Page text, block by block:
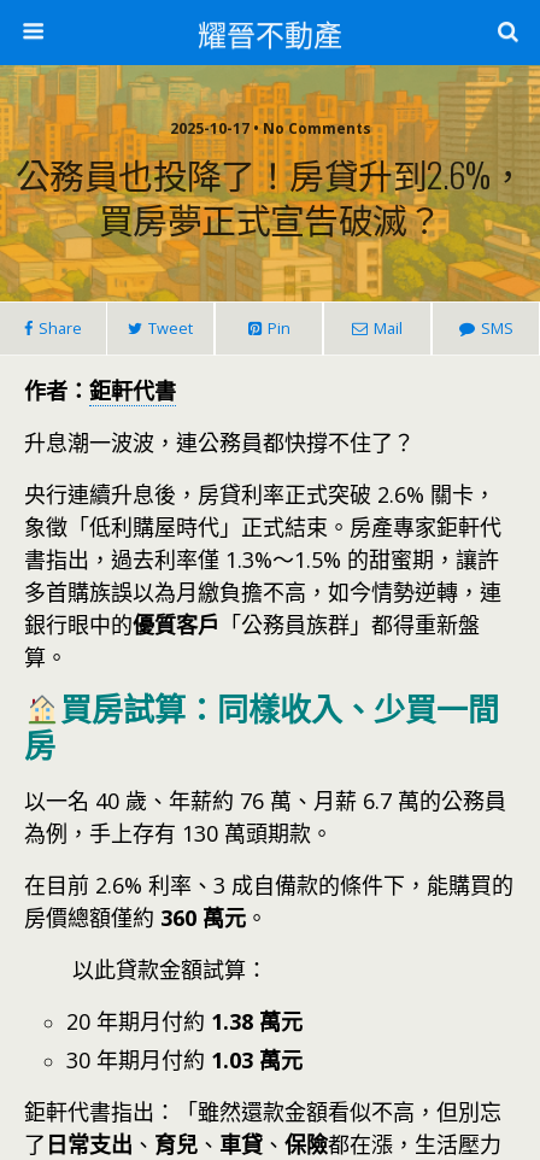
耀晉不動產
2025-10-17 • No Comments
公務員也投降了！房貸升到2.6%，
買房夢正式宣告破滅？
Share Tweet Pin Mail SMS
作者： 鉅軒代書
升息潮一波波，連公務員都快撐不住了？
央行連續升息後，房貸利率正式突破 2.6% 關卡，
象徵「低利購屋時代」正式結束。房產專家鉅軒代
書指出，過去利率僅 1.3%～1.5% 的甜蜜期，讓許
多首購族誤以為月繳負擔不高，如今情勢逆轉，連
銀行眼中的優質客戶 「公務員族群」都得重新盤
算。
買房試算：同樣收入、少買一間
房
以一名 40 歲、年薪約 76 萬、月薪 6.7 萬的公務員
為例，手上存有 130 萬頭期款。
在目前 2.6% 利率、3 成自備款的條件下，能購買的
房價總額僅約 360 萬元 。
以此貸款金額試算：
20 年期月付約 1.38 萬元
30 年期月付約 1.03 萬元
鉅軒代書指出：「雖然還款金額看似不高，但別忘
了 日常支出 、 育兒 、 車貸 、 保險都在漲，生活壓力